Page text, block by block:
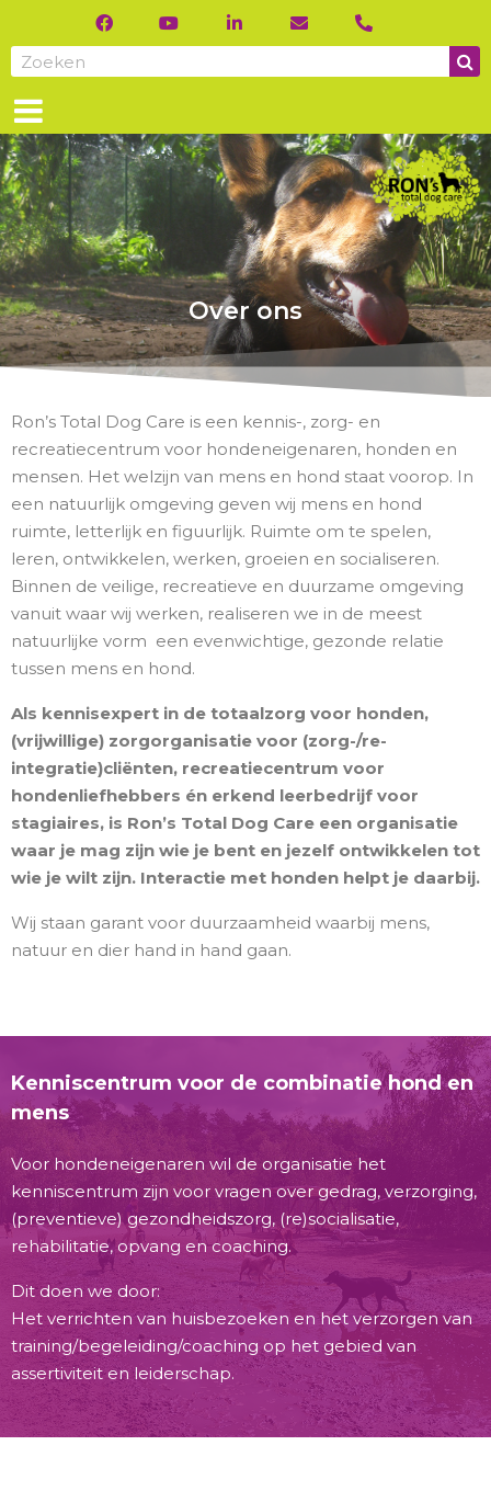
Over ons
Ron’s Total Dog Care is een kennis-, zorg- en
recreatiecentrum voor hondeneigenaren, honden en
mensen. Het welzijn van mens en hond staat voorop. In
een natuurlijk omgeving geven wij mens en hond
ruimte, letterlijk en figuurlijk. Ruimte om te spelen,
leren, ontwikkelen, werken, groeien en socialiseren.
Binnen de veilige, recreatieve en duurzame omgeving
vanuit waar wij werken, realiseren we in de meest
natuurlijke vorm een evenwichtige, gezonde relatie
tussen mens en hond.
Als kennisexpert in de totaalzorg voor honden,
(vrijwillige) zorgorganisatie voor (zorg-/re-
integratie)cliënten, recreatiecentrum voor
hondenliefhebbers én erkend leerbedrijf voor
stagiaires, is Ron’s Total Dog Care een organisatie
waar je mag zijn wie je bent en jezelf ontwikkelen tot
wie je wilt zijn. Interactie met honden helpt je daarbij.
Wij staan garant voor duurzaamheid waarbij mens,
natuur en dier hand in hand gaan.
Kenniscentrum voor de combinatie hond en
mens
Voor hondeneigenaren wil de organisatie het
kenniscentrum zijn voor vragen over gedrag, verzorging,
(preventieve) gezondheidszorg, (re)socialisatie,
rehabilitatie, opvang en coaching.
Dit doen we door:
Het verrichten van huisbezoeken en het verzorgen van
training/begeleiding/coaching op het gebied van
assertiviteit en leiderschap.